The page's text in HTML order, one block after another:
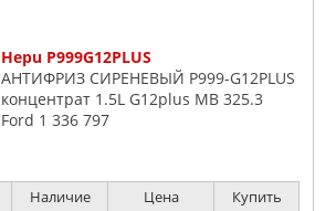
Hepu P999G12PLUS
АНТИФРИЗ СИРЕНЕВЫЙ P999-G12PLUS
концентрат 1.5L G12plus MB 325.3
Ford 1 336 797
Наличие Цена Купить